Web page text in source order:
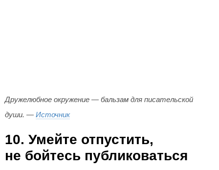
Дружелюбное окружение — бальзам для писательской
души. — Источник
10. Умейте отпустить,
не бойтесь публиковаться